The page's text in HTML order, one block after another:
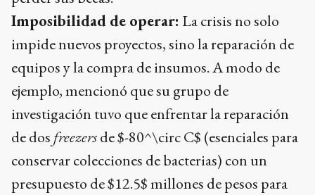
Imposibilidad de operar: La crisis no solo
impide nuevos proyectos, sino la reparación de
equipos y la compra de insumos. A modo de
ejemplo, mencionó que su grupo de
investigación tuvo que enfrentar la reparación
de dos freezersde$-80^\circ C$ (esenciales para
conservar colecciones de bacterias) con un
presupuesto de$12.5$millones de pesos para